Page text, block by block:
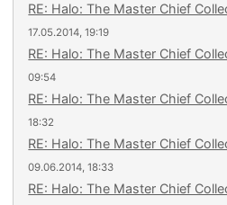
RE: Halo: The Master Chief
17.05.2014, 19:19
RE: Halo: The Master Chief
09:54
RE: Halo: The Master Chief
18:32
RE: Halo: The Master Chief
09.06.2014, 18:33
RE: Halo: The Master Chief